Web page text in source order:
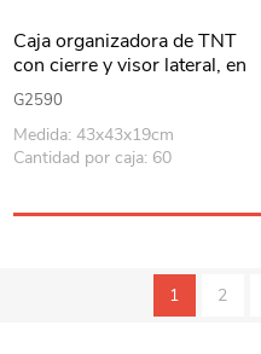
Caja organizadora de TNT
con cierre y visor lateral, en
bolsa
G2590
Medida: 43x43x19cm
Cantidad por caja: 60
1 2